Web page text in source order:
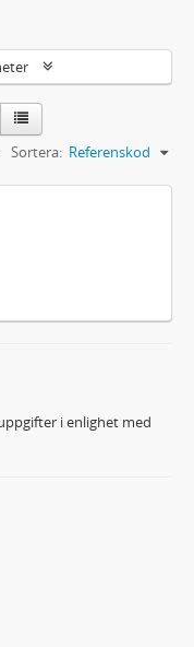
Sortera: Referenskod
i enlighet med